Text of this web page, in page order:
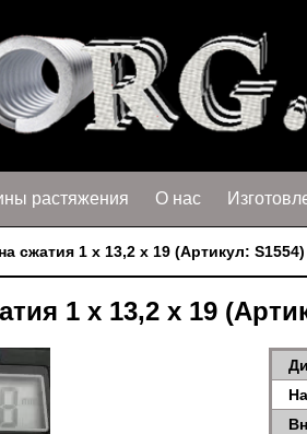
растяжения О нас
сжатия 1 х 13,2 х 19 (Артикул: S1554)
1 х 13,2 х 19